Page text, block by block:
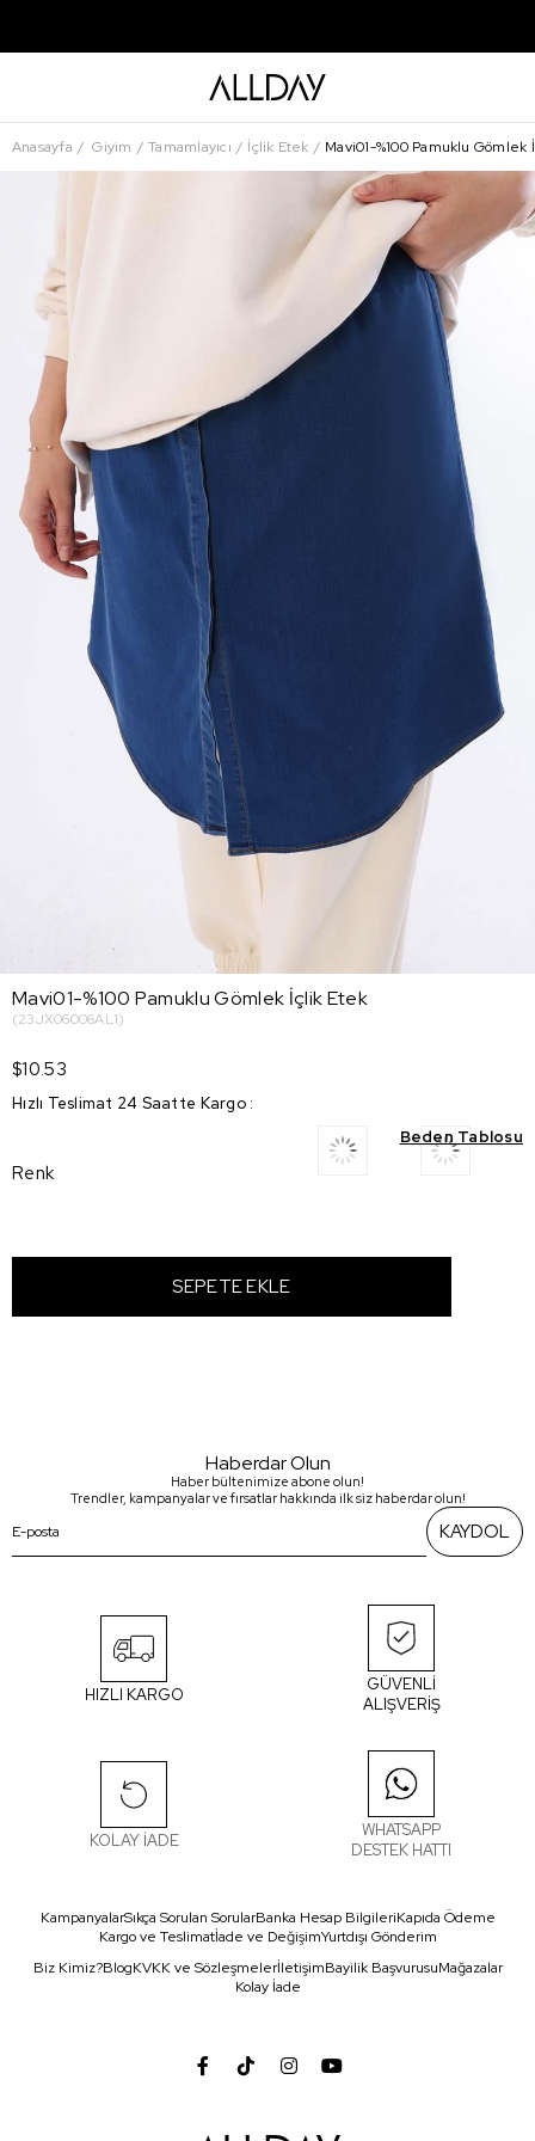
Anasayfa Giyim Tamamlayıcı İçlik Etek Mavi01-%100 Pamuklu Gömlek
Mavi01-%100 Pamuklu Gömlek İçlik Etek
(23JX06006AL1)
$10.53
Hızlı Teslimat 24 Saatte Kargo :
Beden Tablosu
Renk
Haberdar Olun
Haber bültenimize abone olun!
Trendler, kampanyalar ve fırsatlar hakkında ilk siz haberdar olun!
KAYDOL
HIZLI KARGO
GÜVENLİ
ALIŞVERİŞ
KOLAY İADE
WHATSAPP
DESTEK HATTI
KampanyalarSıkça Sorulan SorularBanka Hesap BilgileriKapıda Ödeme
Kargo ve Teslimatİade ve DeğişimYurtdışı Gönderim
Biz Kimiz?BlogKVKK ve SözleşmelerİletişimBayilik BaşvurusuMağazalar
Kolay İade